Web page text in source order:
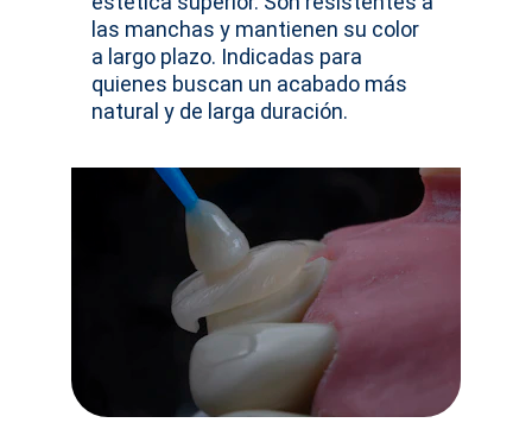
las manchas y mantienen su color
a largo plazo. Indicadas para
quienes buscan un acabado más
natural y de larga duración.